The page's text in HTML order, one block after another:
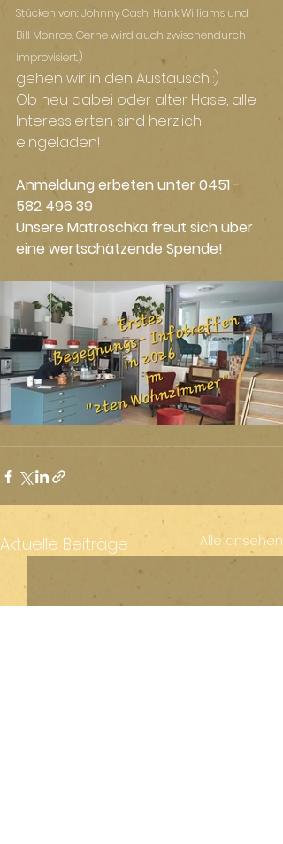
Stücken von: Johnny Cash, Hank Williams und
Bill Monroe. Gerne wird auch zwischendurch
improvisiert.)
gehen wir in den Austausch :)
Ob neu dabei oder alter Hase, alle
Interessierten sind herzlich
eingeladen!
Anmeldung erbeten unter 0451 -
582 496 39
Unsere Matroschka freut sich über
eine wertschätzende Spende!
Aktuelle Beiträge Alle ansehen